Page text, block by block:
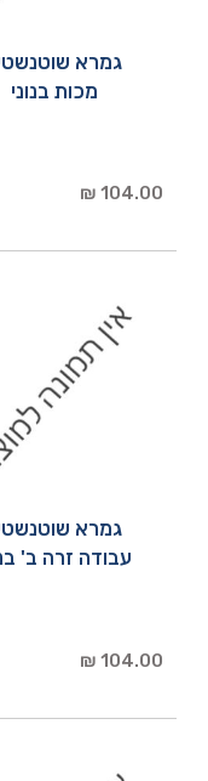
גמרא
מכות בנוני
104.00 ₪
גמרא
עבודה זרה ב'
104.00 ₪